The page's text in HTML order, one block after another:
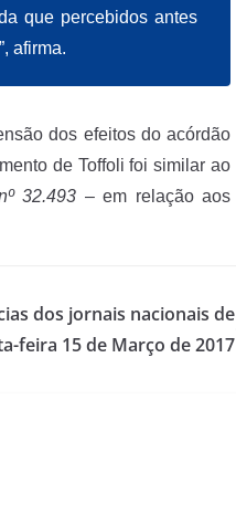
que percebidos antes
afirma.
dos efeitos do acórdão
de Toffoli foi similar ao
32.493 – em relação aos
dos jornais nacionais de
feira 15 de Março de 2017